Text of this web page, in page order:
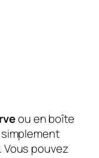
ou en boîte
pouvez